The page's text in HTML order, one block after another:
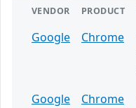
VENDOR PRODUCT
Google Chrome
Google
Chrome